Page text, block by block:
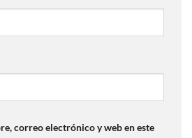
correo electrónico y web en este